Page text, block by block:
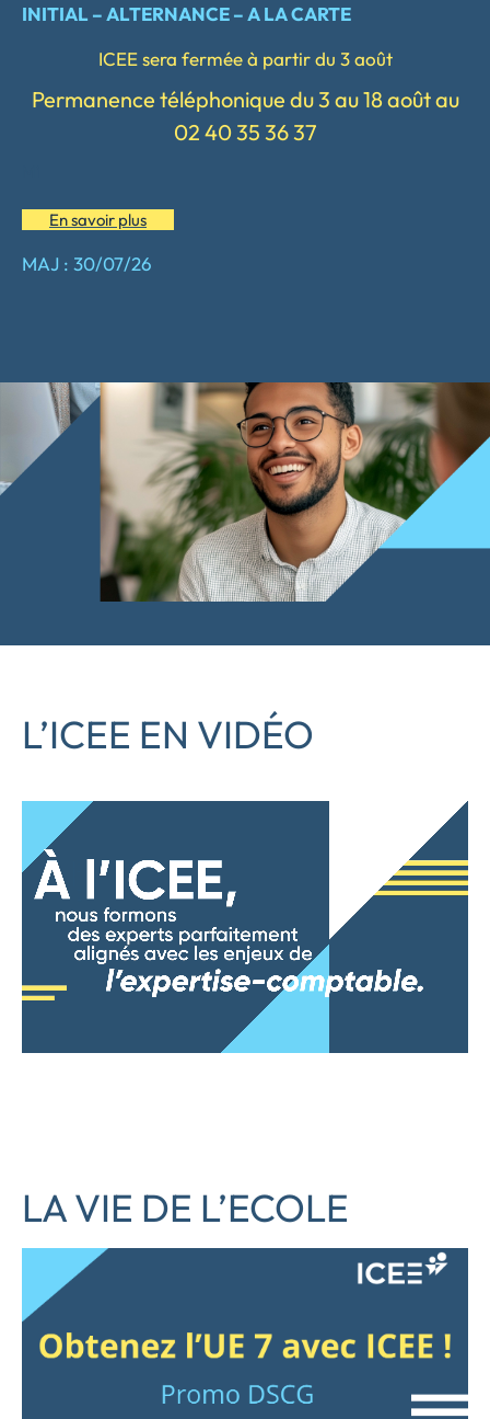
INITIAL – ALTERNANCE – A LA CARTE
ICEE sera fermée à partir du 3 août
Permanence téléphonique du 3 au 18 août au
02 40 35 36 37
En savoir plus
MAJ : 30/07/26
L’ICEE EN VIDÉO
LA VIE DE L’ECOLE